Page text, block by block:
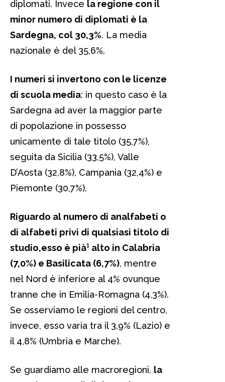
diplomati. Invece la regione con il
minor numero di diplomati è la
Sardegna, col 30,3%. La media
nazionale è del 35,6%.
I numeri si invertono con le licenze
di scuola media: in questo caso è la
Sardegna ad aver la maggior parte
di popolazione in possesso
unicamente di tale titolo (35,7%),
seguita da Sicilia (33,5%), Valle
D’Aosta (32,8%), Campania (32,4%) e
Piemonte (30,7%).
Riguardo al numero di analfabeti o
di alfabeti privi di qualsiasi titolo di
studio,esso è pià¹ alto in Calabria
(7,0%) e Basilicata (6,7%), mentre
nel Nord è inferiore al 4% ovunque
tranne che in Emilia-Romagna (4,3%).
Se osserviamo le regioni del centro,
invece, esso varia tra il 3,9% (Lazio) e
il 4,8% (Umbria e Marche).
Se guardiamo alle macroregioni, la